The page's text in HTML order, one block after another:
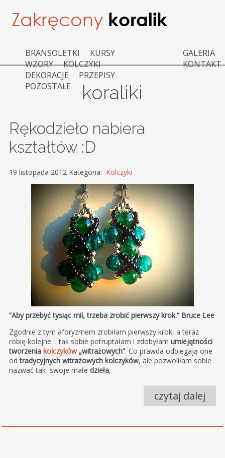
BRANSOLETKI
KURSY
WZORY
KOLCZYKI
DEKORACJE
PRZEPISY
POZOSTAŁE
GALERIA
KONTAKT
koraliki
Rękodzieło nabiera
kształtów :D
19 listopada 2012 Kategoria: Kolczyki
”Aby przebyć tysiąc mil, trzeba zrobić pierwszy krok.” Bruce Lee
Zgodnie z tym aforyzmem zrobiłam pierwszy krok, a teraz
robię kolejne… tak sobie potruptałam i zdobyłam umiejętności
tworzenia kolczyków„witrażowych”. Co prawda odbiegają one
odtradycyjnych witrażowych kolczyków, ale pozwoliłam sobie
nazwać tak swoje małe dzieła,
czytaj dalej